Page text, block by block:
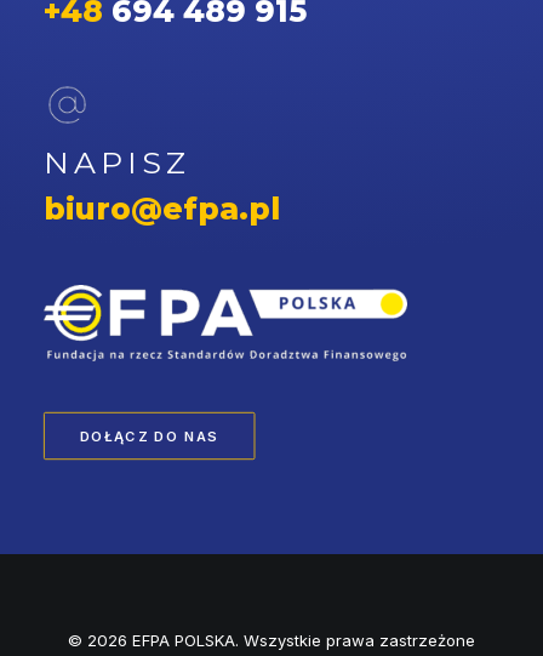
DOŁĄCZ DO NAS
+48 694 489 915
NAPISZ
biuro@efpa.pl
© 2026 EFPA POLSKA. Wszystkie prawa zastrzeżone